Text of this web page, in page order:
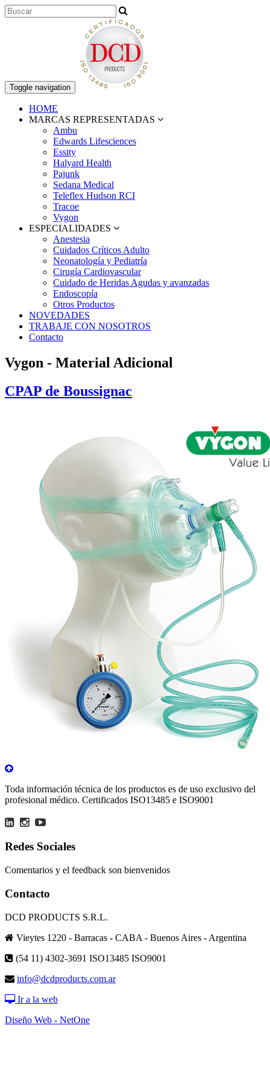
Toggle navigation
HOME
MARCAS REPRESENTADAS
Ambu
Edwards Lifesciences
Essity
Halyard Health
Pajunk
Sedana Medical
Teleflex Hudson RCI
Tracoe
Vygon
ESPECIALIDADES
Anestesia
Cuidados Críticos Adulto
Neonatología y Pediatría
Cirugía Cardiovascular
Cuidado de Heridas Agudas y avanzadas
Endoscopía
Otros Productos
NOVEDADES
TRABAJE CON NOSOTROS
Contacto
Vygon - Material Adicional
CPAP de Boussignac
Toda información técnica de los productos es de uso exclusivo del
profesional médico. Certificados ISO13485 e ISO9001
Redes Sociales
Comentarios y el feedback son bienvenidos
Contacto
DCD PRODUCTS S.R.L.
Vieytes 1220 - Barracas - CABA - Buenos Aires - Argentina
(54 11) 4302-3691 ISO13485 ISO9001
info@dcdproducts.com.ar
Ir a la web
Diseño Web - NetOne